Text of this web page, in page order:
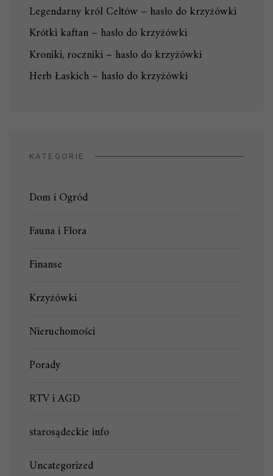
Legendarny król Celtów – hasło do krzyżówki
Krótki kaftan – hasło do krzyżówki
Kroniki, roczniki – hasło do krzyżówki
Herb Łaskich – hasło do krzyżówki
KATEGORIE
Dom i Ogród
Fauna i Flora
Finanse
Krzyżówki
Nieruchomości
Porady
RTV i AGD
starosądeckie info
Uncategorized